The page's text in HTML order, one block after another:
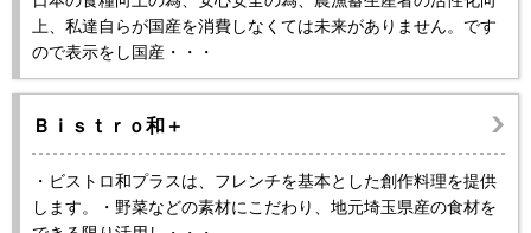
上、私達自らが国産を消費しなくては未来がありません。です
ので表示をし国産・・・
Ｂｉｓｔｒｏ和＋
・ビストロ和プラスは、フレンチを基本とした創作料理を提供
します。・野菜などの素材にこだわり、地元埼玉県産の食材を